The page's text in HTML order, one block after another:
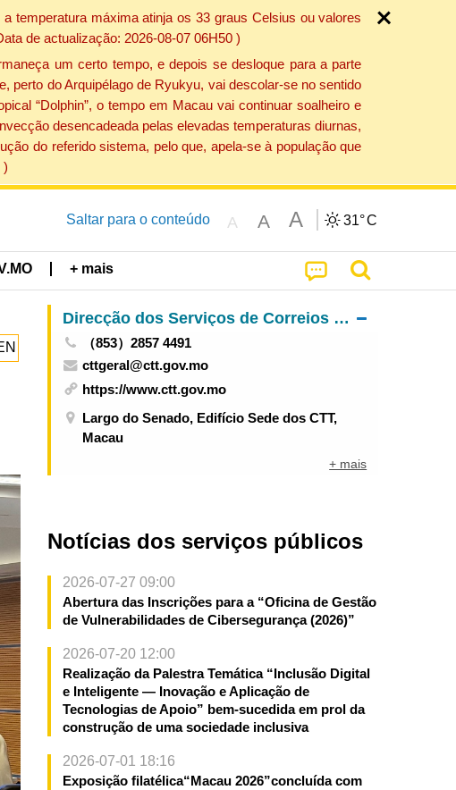
temperatura máxima atinja os 33 graus Celsius ou valores
de actualização: 2026-08-07 06H50 )
um certo tempo, e depois se desloque para a parte
perto do Arquipélago de Ryukyu, vai descolar-se no sentido
“Dolphin”, o tempo em Macau vai continuar soalheiro e
desencadeada pelas elevadas temperaturas diurnas,
do referido sistema, pelo que, apela-se à população que
)
Saltar para o conteúdo A A A 31°C
+ mais
Direcção dos Serviços de Correios e Telecomunicações
（853）2857 4491
cttgeral@ctt.gov.mo
https://www.ctt.gov.mo
Largo do Senado, Edifício Sede dos CTT,
Macau
+ mais
Notícias dos serviços públicos
2026-07-27 09:00
Abertura das Inscrições para a “Oficina de Gestão
de Vulnerabilidades de Cibersegurança (2026)”
2026-07-20 12:00
Realização da Palestra Temática “Inclusão Digital
e Inteligente — Inovação e Aplicação de
Tecnologias de Apoio” bem-sucedida em prol da
construção de uma sociedade inclusiva
2026-07-01 18:16
Exposição filatélica“Macau 2026”concluída com